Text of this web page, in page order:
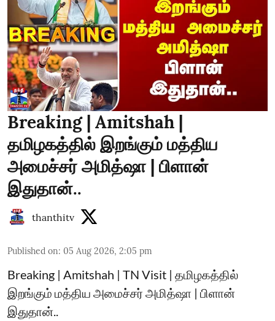
Breaking | Amitshah |
தமிழகத்தில் இறங்கும் மத்திய
அமைச்சர் அமித்ஷா | பிளான்
இதுதான்..
thanthitv
Published on: 05 Aug 2026, 2:05 pm
Breaking | Amitshah | TN Visit | தமிழகத்தில்
இறங்கும் மத்திய அமைச்சர் அமித்ஷா | பிளான்
இதுதான்..